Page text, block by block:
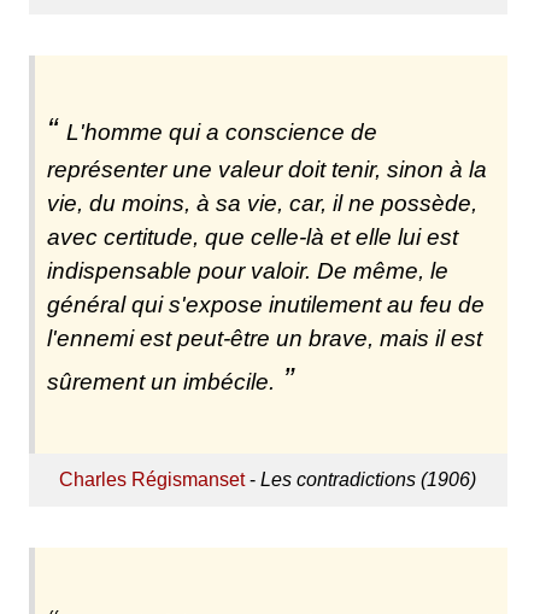
L'homme qui a conscience de
représenter une valeur doit tenir, sinon à la
vie, du moins, à sa vie, car, il ne possède,
avec certitude, que celle-là et elle lui est
indispensable pour valoir. De même, le
général qui s'expose inutilement au feu de
l'ennemi est peut-être un brave, mais il est
sûrement un imbécile.
Charles Régismanset-Les contradictions (1906)